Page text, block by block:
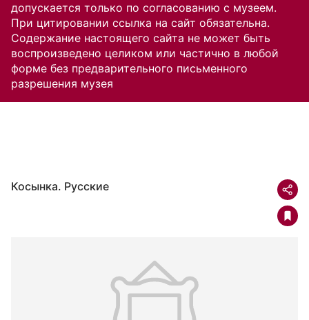
допускается только по согласованию с музеем.
При цитировании ссылка на сайт обязательна.
Содержание настоящего сайта не может быть
воспроизведено целиком или частично в любой
форме без предварительного письменного
разрешения музея
Косынка. Русские